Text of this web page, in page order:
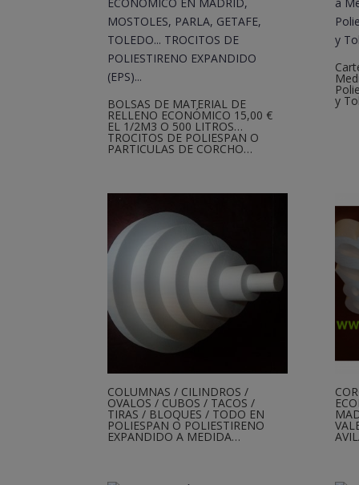
BOLSAS DE MATERIAL DE
RELLENO ECONÓMICO 15,00 €
EL 1/2M3 O 500 LITROS…
TROCITOS DE POLIESPAN O
PARTICULAS DE CORCHO…
y
COLUMNAS / CILINDROS /
OVALOS / CUBOS / TACOS /
TIRAS / BLOQUES / TODO EN
POLIESPAN O POLIESTIRENO
EXPANDIDO A MEDIDA…